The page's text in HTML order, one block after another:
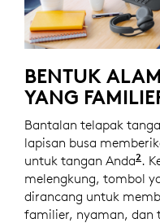
BENTUK
YANG
Bantalan telapak
lapisan busa
untuk tangan Anda2 .
melengkung, tombol
dirancang untuk
familier, nyaman, dan